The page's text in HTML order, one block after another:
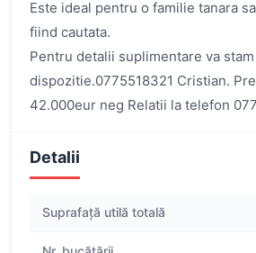
Este ideal pentru o familie tanara
fiind cautata.
Pentru detalii suplimentare va
dispozitie.0775518321 Cristian.
42.000eur neg Relatii la telefon
Detalii
Suprafață utilă totală